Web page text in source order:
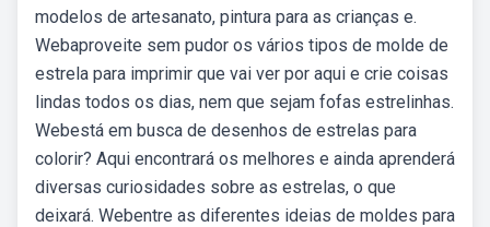
modelos de artesanato, pintura para as crianças e.
Webaproveite sem pudor os vários tipos de molde de
estrela para imprimir que vai ver por aqui e crie coisas
lindas todos os dias, nem que sejam fofas estrelinhas.
Webestá em busca de desenhos de estrelas para
colorir? Aqui encontrará os melhores e ainda aprenderá
diversas curiosidades sobre as estrelas, o que
deixará. Webentre as diferentes ideias de moldes para